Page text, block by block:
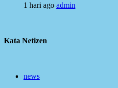
1 hari ago admin
Kata Netizen
news